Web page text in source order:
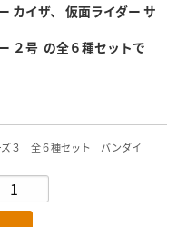
カイザ、 仮面ライダー サ
２号 の全６種セットで
ズ３ 全６種セット バンダイ